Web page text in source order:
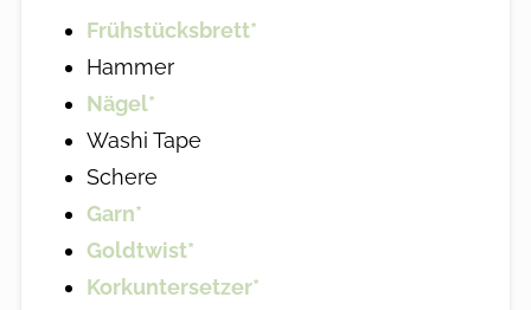
Frühstücksbrett*
Hammer
Nägel*
Washi Tape
Schere
Garn*
Goldtwist*
Korkuntersetzer*